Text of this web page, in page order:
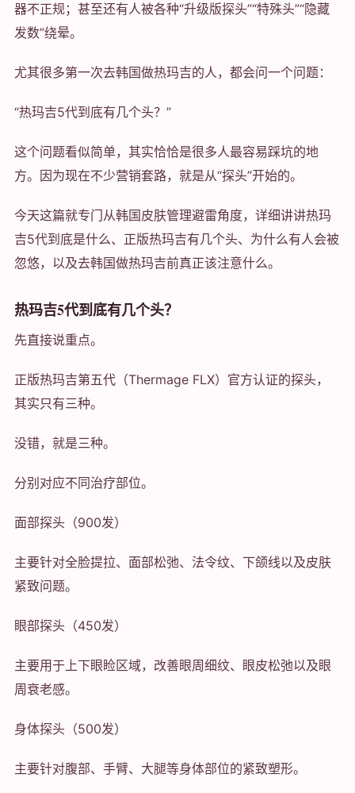
器不正规；甚至还有人被各种“升级版探头”“特殊头”“隐藏
发数”绕晕。
尤其很多第一次去韩国做热玛吉的人，都会问一个问题：
“热玛吉5代到底有几个头？”
这个问题看似简单，其实恰恰是很多人最容易踩坑的地
方。因为现在不少营销套路，就是从“探头”开始的。
今天这篇就专门从韩国皮肤管理避雷角度，详细讲讲热玛
吉5代到底是什么、正版热玛吉有几个头、为什么有人会被
忽悠，以及去韩国做热玛吉前真正该注意什么。
热玛吉5代到底有几个头？
先直接说重点。
正版热玛吉第五代（Thermage FLX）官方认证的探头，
其实只有三种。
没错，就是三种。
分别对应不同治疗部位。
面部探头（900发）
主要针对全脸提拉、面部松弛、法令纹、下颌线以及皮肤
紧致问题。
眼部探头（450发）
主要用于上下眼睑区域，改善眼周细纹、眼皮松弛以及眼
周衰老感。
身体探头（500发）
主要针对腹部、手臂、大腿等身体部位的紧致塑形。